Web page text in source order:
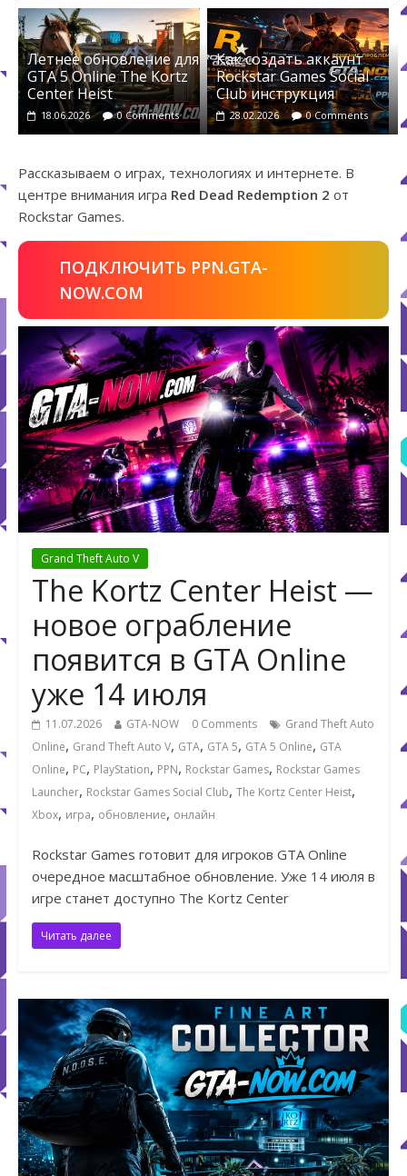
Летнее обновление для
GTA 5 Online The Kortz
Center Heist
18.06.2026 0 Comments
Как создать аккаунт
Rockstar Games Social
Club инструкция
28.02.2026 0 Comments
Рассказываем о играх, технологиях и интернете. В
центре внимания игра Red Dead Redemption 2 от
Rockstar Games.
ПОДКЛЮЧИТЬ PPN.GTA-
NOW.COM
Grand Theft Auto V
The Kortz Center Heist —
новое ограбление
появится в GTA Online
уже 14 июля
11.07.2026 GTA-NOW 0 Comments
Grand Theft Auto
Online, Grand Theft Auto V, GTA, GTA 5, GTA 5 Online, GTA
Online, PC, PlayStation, PPN, Rockstar Games, Rockstar Games
Launcher, Rockstar Games Social Club, The Kortz Center Heist,
Xbox, игра, обновление, онлайн
Rockstar Games готовит для игроков GTA Online
очередное масштабное обновление. Уже 14 июля в
игре станет доступно The Kortz Center
Читать далее